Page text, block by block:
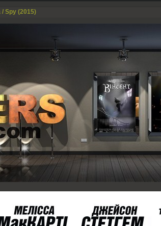
/ Spy (2015)